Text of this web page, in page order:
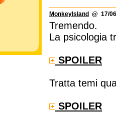
MonkeyIsland @ 17/
Tremendo.
La psicologia
SPOILER
Tratta temi
SPOILER